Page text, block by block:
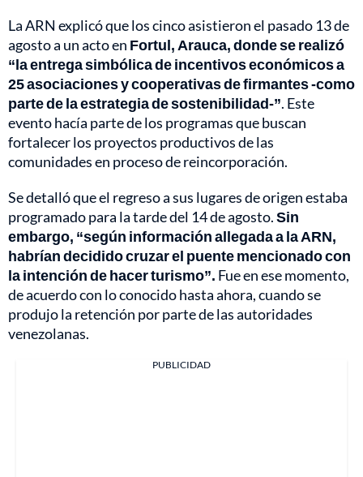
La ARN explicó que los cinco asistieron el pasado 13 de
agosto a un acto en Fortul, Arauca, donde se realizó
“la entrega simbólica de incentivos económicos a
25 asociaciones y cooperativas de firmantes -como
parte de la estrategia de sostenibilidad-”. Este
evento hacía parte de los programas que buscan
fortalecer los proyectos productivos de las
comunidades en proceso de reincorporación.
Se detalló que el regreso a sus lugares de origen estaba
programado para la tarde del 14 de agosto.Sin
embargo, “según información allegada a la ARN,
habrían decidido cruzar el puente mencionado con
la intención de hacer turismo”. Fue en ese momento,
de acuerdo con lo conocido hasta ahora, cuando se
produjo la retención por parte de las autoridades
venezolanas.
PUBLICIDAD